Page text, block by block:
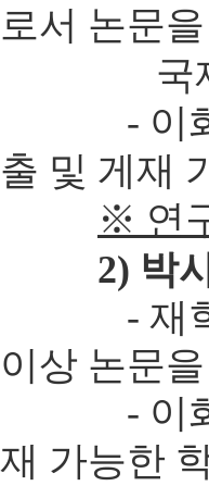
로서 논문
국제학술
- 이화간
출 및 게재
※ 연
2) 박
- 재학 중
이상 논문
- 이화간
재 가능한